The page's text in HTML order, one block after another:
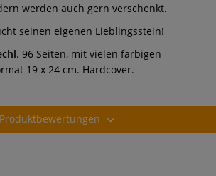
werden auch gern verschenkt.
seinen eigenen Lieblingsstein!
. 96 Seiten, mit vielen farbigen
19 x 24 cm. Hardcover.
Produktbewertungen